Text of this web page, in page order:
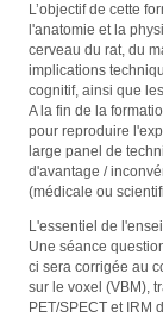
L’objectif de cette
l'anatomie et la
cerveau du rat, du
implications
cognitif, ainsi que
A la fin de la
pour reproduire
large panel de
d'avantage /
(médicale ou
L'essentiel de
Une séance
ci sera corrigée au
sur le voxel (VBM),
PET/SPECT et IRM